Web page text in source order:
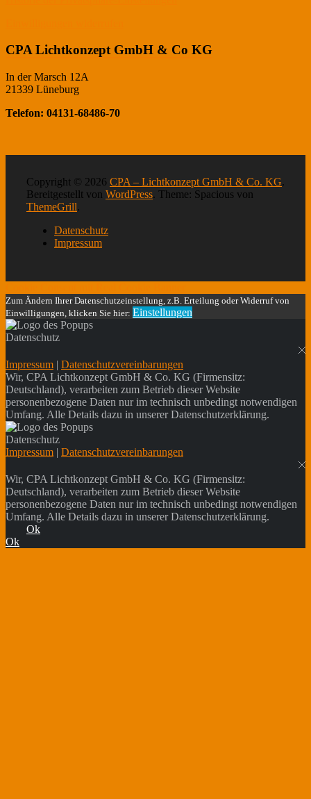
CPA Lichtkonzept GmbH & Co KG
In der Marsch 12A
21339 Lüneburg
Telefon: 04131-68486-70
Copyright © 2026 CPA – Lichtkonzept GmbH & Co. KG.
Bereitgestellt von WordPress. Theme: Spacious von
ThemeGrill.
Datenschutz
Impressum
Zum Ändern Ihrer Datenschutzeinstellung, z.B. Erteilung oder Widerruf von
Einwilligungen, klicken Sie hier: Einstellungen
Datenschutz
Impressum | Datenschutzvereinbarungen
Wir, CPA Lichtkonzept GmbH & Co. KG (Firmensitz:
Deutschland), verarbeiten zum Betrieb dieser Website
personenbezogene Daten nur im technisch unbedingt notwendigen
Umfang. Alle Details dazu in unserer Datenschutzerklärung.
Datenschutz
Impressum | Datenschutzvereinbarungen
Wir, CPA Lichtkonzept GmbH & Co. KG (Firmensitz:
Deutschland), verarbeiten zum Betrieb dieser Website
personenbezogene Daten nur im technisch unbedingt notwendigen
Umfang. Alle Details dazu in unserer Datenschutzerklärung.
Ok
Ok